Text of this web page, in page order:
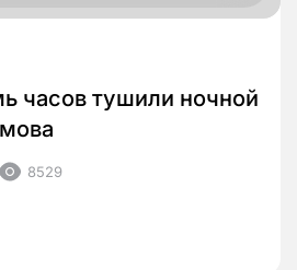
часов тушили ночной
8529